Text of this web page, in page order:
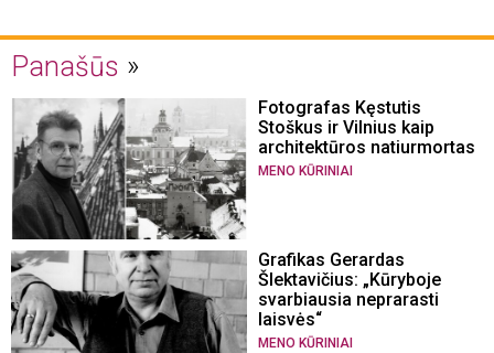
Panašūs
Fotografas Kęstutis
Stoškus ir Vilnius kaip
architektūros natiurmortas
MENO KŪRINIAI
Grafikas Gerardas
Šlektavičius: „Kūryboje
svarbiausia neprarasti
laisvės“
MENO KŪRINIAI